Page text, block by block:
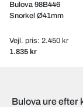
Bulova 98B446
Snorkel Ø41mm
Vejl. pris: 2.450 kr
1.835 kr
Bulova ure efter